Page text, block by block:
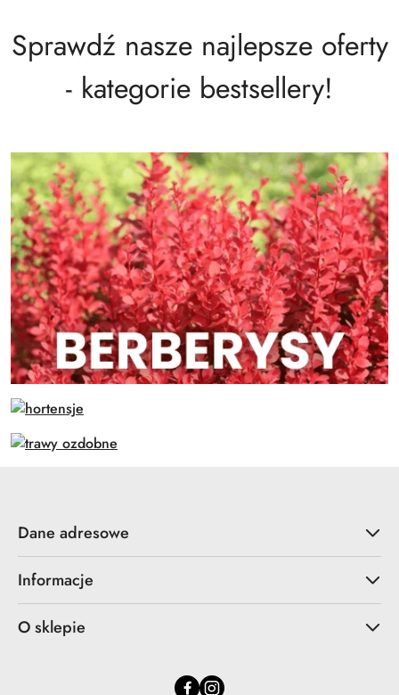
Sprawdź nasze najlepsze oferty
- kategorie bestsellery!
Dane adresowe
Informacje
O sklepie